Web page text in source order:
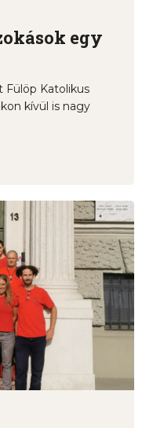
egy
Fülöp Katolikus
kívül is nagy